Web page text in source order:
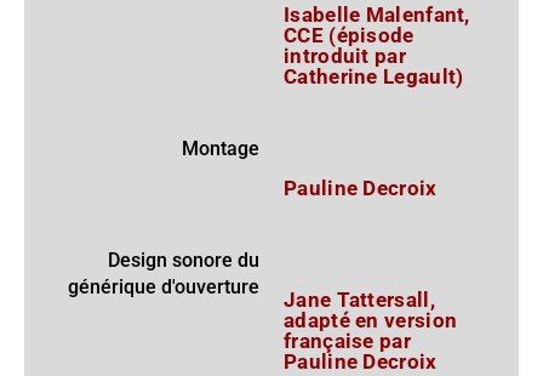
Isabelle Malenfant,
CCE (épisode
introduit par
Catherine Legault)
Montage
Pauline Decroix
Design sonore du
générique d'ouverture
Jane Tattersall,
adapté en version
française par
Pauline Decroix